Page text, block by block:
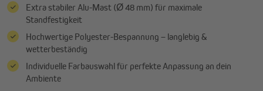
Extra stabiler Alu-Mast (Ø 48 mm) für maximale
Standfestigkeit
Hochwertige Polyester-Bespannung – langlebig &
wetterbeständig
Individuelle Farbauswahl für perfekte Anpassung an dein
Ambiente